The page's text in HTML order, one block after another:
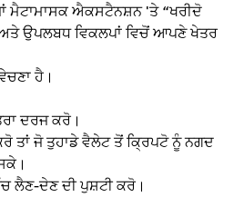
ਮੈਟਾਮਾਸਕ ਐਕਸਟੈਨਸ਼ਨ 'ਤੇ “ਖਰੀਦੋ
ਉਪਲਬਧ ਵਿਕਲਪਾਂ ਵਿਚੋਂ ਆਪਣੇ ਖੇਤਰ
ਹੈ।
ਦਰਜ ਕਰੋ।
ਤਾਂ ਜੋ ਤੁਹਾਡੇ ਵੈਲੇਟ ਤੋਂ ਕ੍ਰਿਪਟੋ ਨੂੰ ਨਗਦ
ਲੈਣ-ਦੇਣ ਦੀ ਪੁਸ਼ਟੀ ਕਰੋ।